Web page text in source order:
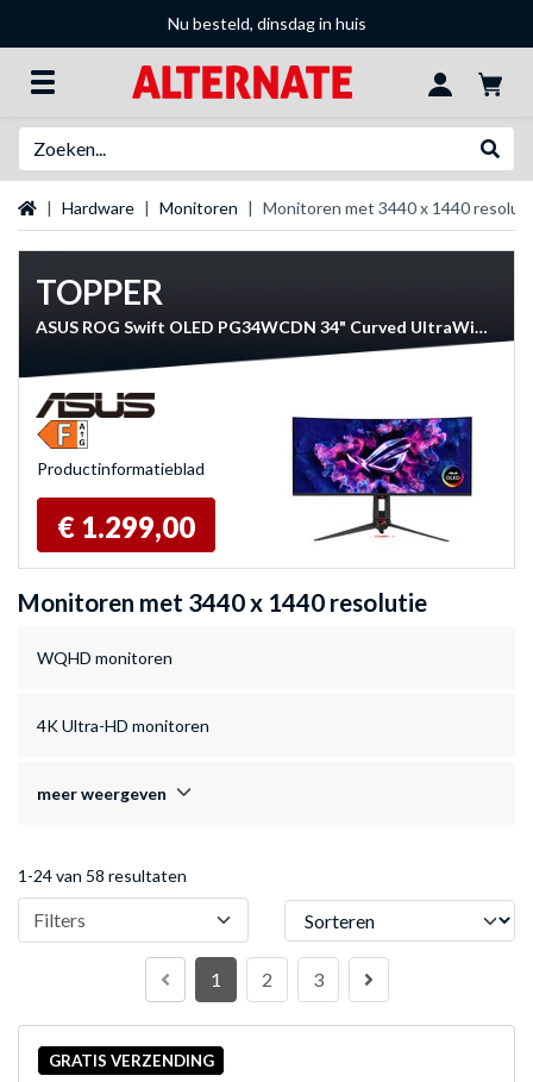
Nu besteld, dinsdag in huis
Startpagina
Hardware Monitoren Monitoren met 3440 x 1440
TOPPER
ASUS ROG Swift OLED PG34WCDN 34" Curved UltraWide gaming monitor
Product­informatieblad
€ 1.299,00
Monitoren met 3440 x 1440 resolutie
WQHD monitoren
4K Ultra-HD monitoren
meer weergeven
1-24 van 58 resultaten
Filters Sorteren
1 2 3
GRATIS VERZENDING